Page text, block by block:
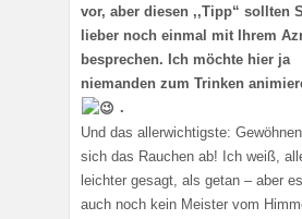
vor, aber diesen ,,Tipp“ sollten
lieber noch einmal mit Ihrem
besprechen. Ich möchte hier ja
niemanden zum Trinken
.
Und das allerwichtigste:
sich das Rauchen ab! Ich weiß,
leichter gesagt, als getan – aber
auch noch kein Meister vom